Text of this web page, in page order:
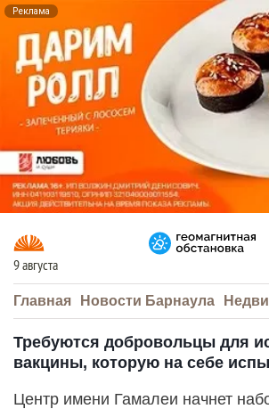
Реклама
9 августа
Главная Новости Барнаула
Требуются добровольцы для
вакцины, которую на себе
Центр имени Гамалеи начнет